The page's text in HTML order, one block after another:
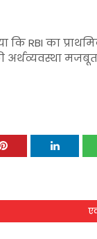
कि RBI का
अर्थव्यवस्था